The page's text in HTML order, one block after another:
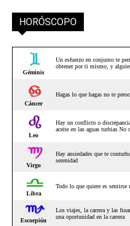
HORÓSCOPO